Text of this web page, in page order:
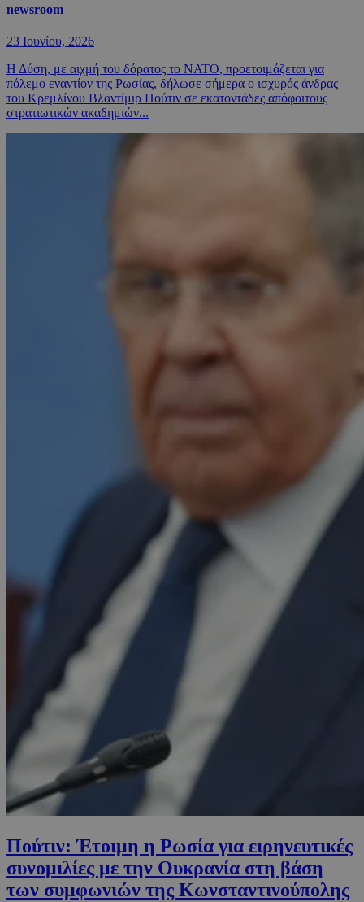
newsroom
23 Ιουνίου, 2026
Η Δύση, με αιχμή του δόρατος το ΝΑΤΟ, προετοιμάζεται για
πόλεμο εναντίον της Ρωσίας, δήλωσε σήμερα ο ισχυρός άνδρας
του Κρεμλίνου Βλαντίμιρ Πούτιν σε εκατοντάδες απόφοιτους
στρατιωτικών ακαδημιών...
Πούτιν: Έτοιμη η Ρωσία για ειρηνευτικές
συνομιλίες με την Ουκρανία στη βάση
των συμφωνιών της Κωνσταντινούπολης